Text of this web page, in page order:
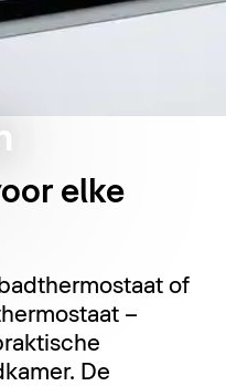
elke
of
–
De